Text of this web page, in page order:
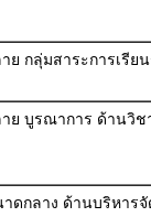
ย กลุ่มสาระการเรีย
ย บูรณาการ ด้านวิช
ดกลาง ด้านบริหารจั